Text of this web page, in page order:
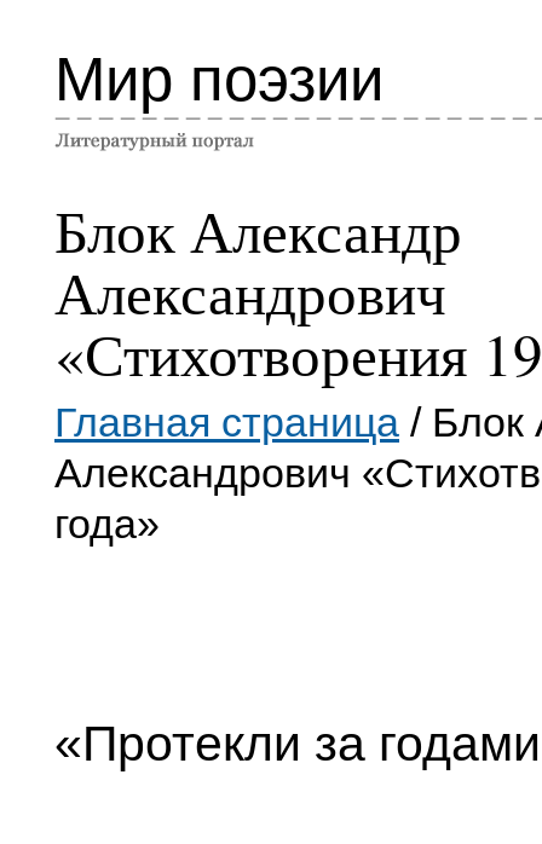
Мир поэзии
Блок Александр
Александрович
«Стихотворения
Главная страница / Блок
Александрович
года»
«Протекли за